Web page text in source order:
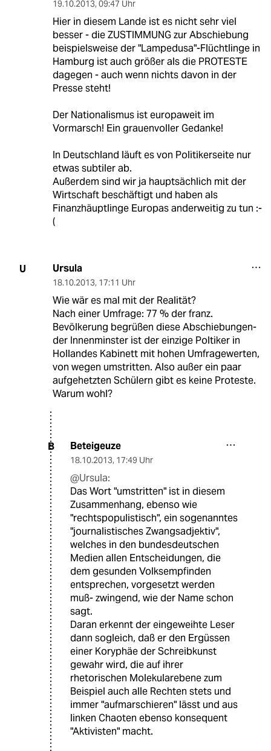
19.10.2013, 09:47 Uhr
Hier in diesem Lande ist es nicht sehr viel
besser - die ZUSTIMMUNG zur Abschiebung
beispielsweise der "Lampedusa"-Flüchtlinge in
Hamburg ist auch größer als die PROTESTE
dagegen - auch wenn nichts davon in der
Presse steht!
Der Nationalismus ist europaweit im
Vormarsch! Ein grauenvoller Gedanke!
In Deutschland läuft es von Politikerseite nur
etwas subtiler ab.
Außerdem sind wir ja hauptsächlich mit der
Wirtschaft beschäftigt und haben als
Finanzhäuptlinge Europas anderweitig zu tun :-
(
U Ursula
18.10.2013, 17:11 Uhr
Wie wär es mal mit der Realität?
Nach einer Umfrage: 77 % der franz.
Bevölkerung begrüßen diese Abschiebungen-
der Innenminster ist der einzige Poltiker in
Hollandes Kabinett mit hohen Umfragewerten,
von wegen umstritten. Also außer ein paar
aufgehetzten Schülern gibt es keine Proteste.
Warum wohl?
B Beteigeuze
18.10.2013, 17:49 Uhr
@Ursula:
Das Wort "umstritten" ist in diesem
Zusammenhang, ebenso wie
"rechtspopulistisch", ein sogenanntes
"journalistisches Zwangsadjektiv",
welches in den bundesdeutschen
Medien allen Entscheidungen, die
dem gesunden Volksempfinden
entsprechen, vorgesetzt werden
muß- zwingend, wie der Name schon
sagt.
Daran erkennt der eingeweihte Leser
dann sogleich, daß er den Ergüssen
einer Koryphäe der Schreibkunst
gewahr wird, die auf ihrer
rhetorischen Molekularebene zum
Beispiel auch alle Rechten stets und
immer "aufmarschieren" lässt und aus
linken Chaoten ebenso konsequent
"Aktivisten" macht.